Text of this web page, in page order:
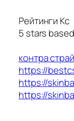
Рейтинги Кс
5 stars
контра
https://
https://
https://